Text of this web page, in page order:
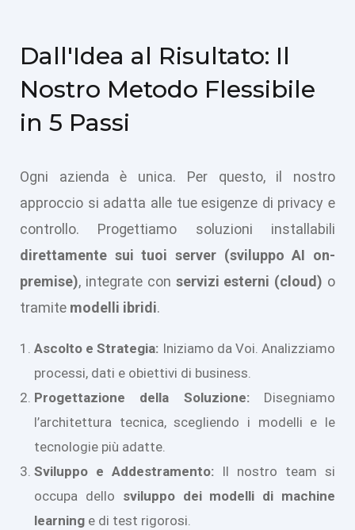
Dall'Idea al Risultato: Il
Nostro Metodo Flessibile
in 5 Passi
Ogni azienda è unica. Per questo, il nostro
approccio si adatta alle tue esigenze di privacy e
controllo. Progettiamo soluzioni installabili
direttamente sui tuoi server (sviluppo AI on-
premise), integrate con servizi esterni (cloud) o
tramite modelli ibridi.
Ascolto e Strategia: Iniziamo da Voi. Analizziamo
processi, dati e obiettivi di business.
Progettazione della Soluzione:Disegniamo
l’architettura tecnica, scegliendo i modelli e le
tecnologie più adatte.
Sviluppo e Addestramento: Il nostro team si
occupa dello sviluppo dei modelli di machine
learning e di test rigorosi.